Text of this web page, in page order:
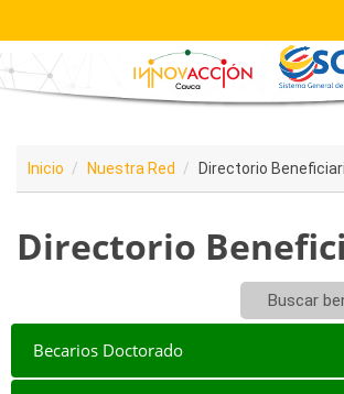
Pasar al contenido principal
Inicio Nuestra Red Directorio
Directorio
Buscar
Becarios Doctorado